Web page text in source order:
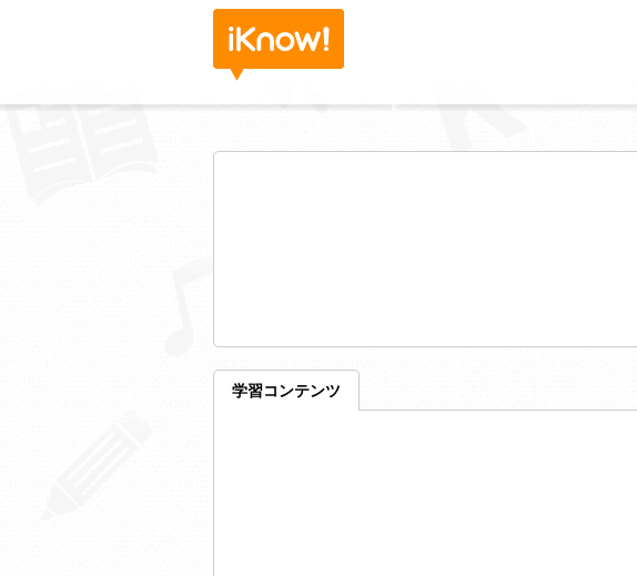
学習コンテンツ